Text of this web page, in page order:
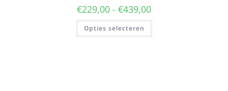
€229,00 - €439,00
Opties selecteren